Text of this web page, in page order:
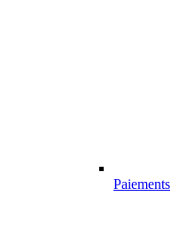
Paiements